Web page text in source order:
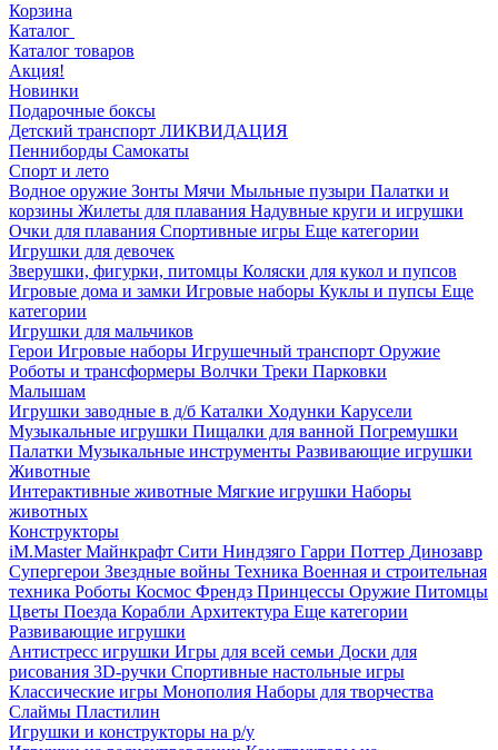
Корзина
Каталог
Каталог товаров
Акция!
Новинки
Подарочные боксы
Детский транспорт ЛИКВИДАЦИЯ
Пенниборды Самокаты
Спорт и лето
Водное оружие Зонты Мячи Мыльные пузыри Палатки и
корзины Жилеты для плавания Надувные круги и игрушки
Очки для плавания Спортивные игры Еще категории
Игрушки для девочек
Зверушки, фигурки, питомцы Коляски для кукол и пупсов
Игровые дома и замки Игровые наборы Куклы и пупсы Еще
категории
Игрушки для мальчиков
Герои Игровые наборы Игрушечный транспорт Оружие
Роботы и трансформеры Волчки Треки Парковки
Малышам
Игрушки заводные в д/б Каталки Ходунки Карусели
Музыкальные игрушки Пищалки для ванной Погремушки
Палатки Музыкальные инструменты Развивающие игрушки
Животные
Интерактивные животные Мягкие игрушки Наборы
животных
Конструкторы
iM.Master Майнкрафт Сити Ниндзяго Гарри Поттер Динозавр
Супергерои Звездные войны Техника Военная и строительная
техника Роботы Космос Френдз Принцессы Оружие Питомцы
Цветы Поезда Корабли Архитектура Еще категории
Развивающие игрушки
Антистресс игрушки Игры для всей семьи Доски для
рисования 3D-ручки Спортивные настольные игры
Классические игры Монополия Наборы для творчества
Слаймы Пластилин
Игрушки и конструкторы на р/у